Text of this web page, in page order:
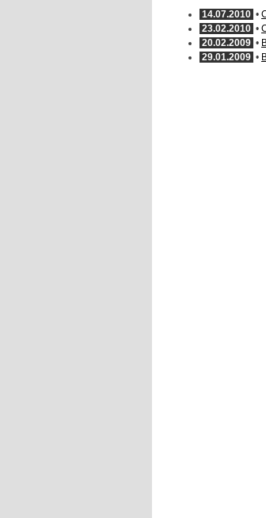
14.07.2010 •
23.02.2010 •
20.02.2009 •
29.01.2009 •